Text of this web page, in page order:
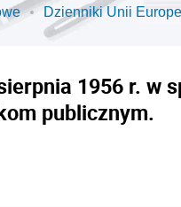
Dzienniki Unii
1956 r. w
publicznym.